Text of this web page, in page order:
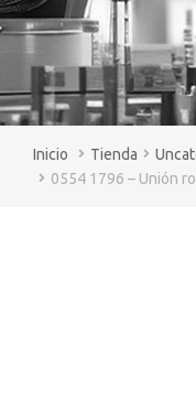
You are here:
Tienda
0554 1796 – Unión